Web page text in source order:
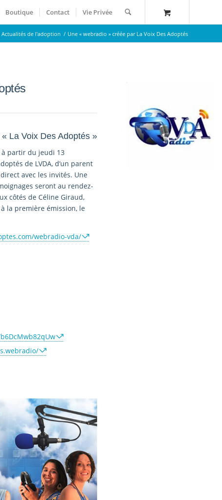
Boutique Contact Vie Privée
Actualités de l'adoption / Une « webradio » créée par La Voix Des Adoptés
La Voix Des Adoptés »
à partir du jeudi 13
de LVDA, d’un parent
avec les invités. Une
seront au rendez-
côtés de Céline Giraud,
la première émission, le
webradio-vda/